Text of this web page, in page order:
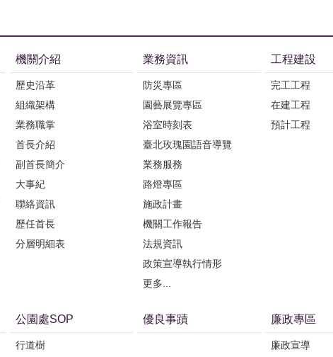
機關介紹
歷史沿革
組織架構
業務職掌
首長介紹
副首長簡介
大事紀
聯絡資訊
歷任首長
分層明細表
業務資訊
防災專區
園藝展覽專區
浴室時刻表
臺北玫瑰園語音導覽
業務服務
路燈專區
施政計畫
機關工作報告
法規資訊
政策宣導執行情形
更多...
工程建設
完工工程
在建工程
預計工程
公園處SOP
行道樹
優良事蹟 廉政專區
廉政宣導